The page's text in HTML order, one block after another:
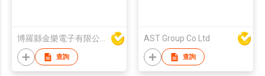
博羅縣金樂電子有限公司
查詢
AST Group Co Ltd
查詢